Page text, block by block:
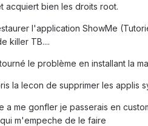
acquiert bien les droits root.
l'application ShowMe
killer TB....
le problème en installant la
la lecon de supprimer les applis
a me gonfler je passerais en
m'empeche de le faire